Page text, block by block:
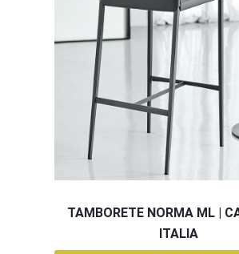
TAMBORETE NORMA ML |
ITALIA